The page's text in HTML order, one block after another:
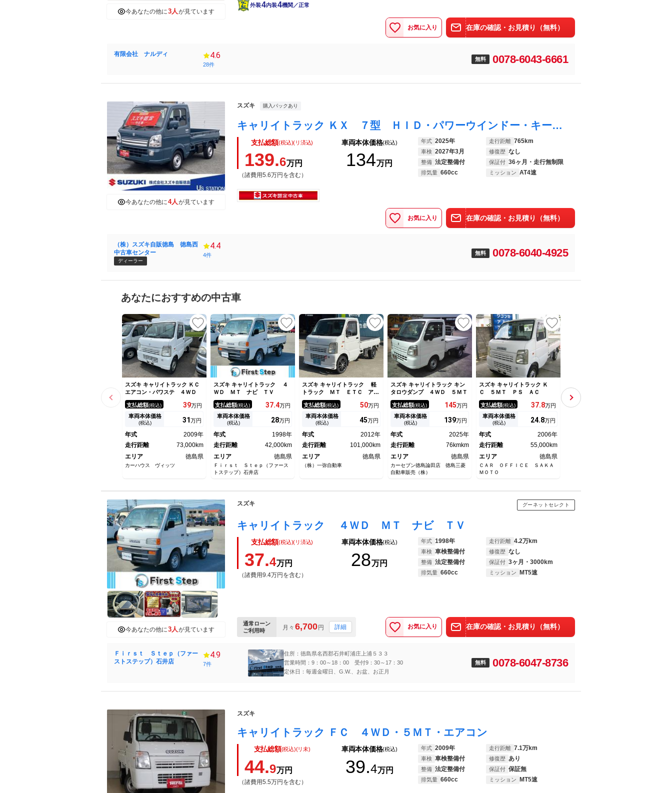
今あなたの他に3人が見ています
外装4内装4機関／正常
お気に入り 在庫の確認・お見積り（無料）
有限会社 ナルディ 4.6
28件
無料 0078-6043-6661
今あなたの他に4人が見ています
スズキ 購入パックあり
キャリイトラック ＫＸ ７型 ＨＩＤ・パワーウインドー・キーレスエントリー ディスチャージヘッドランプ・パワーウインドー・キーレスエントリー
支払総額(税込)(リ済込)
139.6万円
（諸費用5.6万円を含む）
車両本体価格(税込)
134万円
年式 2025年 走行距離 765km
車検 2027年3月 修復歴 なし
整備 法定整備付 保証付 36ヶ月・走行無制限
排気量 660cc ミッション AT4速
お気に入り 在庫の確認・お見積り（無料）
（株）スズキ自販徳島 徳島西
中古車センター
ディーラー
4.4
4件 無料 0078-6040-4925
あなたにおすすめの中古車
スズキ キャリイトラック ＫＣ
エアコン・パワステ ４ＷＤ
支払総額(税込) 39万円
車両本体価格
(税込) 31万円
年式
2009年
走行距離
73,000km
エリア
徳島県
カーハウス ヴィッツ
スズキ キャリイトラック ４
ＷＤ ＭＴ ナビ ＴＶ
支払総額(税込) 37.4万円
車両本体価格
(税込) 28万円
年式
1998年
走行距離
42,000km
エリア
徳島県
Ｆｉｒｓｔ Ｓｔｅｐ（ファース
トステップ）石井店
スズキ キャリイトラック 軽
トラック ＭＴ ＥＴＣ アル
ミホイール
支払総額(税込) 50万円
車両本体価格
(税込) 45万円
年式
2012年
走行距離
101,000km
エリア
徳島県
（株）一弥自動車
スズキ キャリイトラック キン
タロウダンプ ４ＷＤ ５ＭＴ
支払総額(税込) 145万円
車両本体価格
(税込) 139万円
年式
2025年
走行距離
76kmkm
エリア
徳島県
カーセブン徳島論田店 徳島三菱
自動車販売（株）
スズキ キャリイトラック Ｋ
Ｃ ５ＭＴ ＰＳ ＡＣ
支払総額(税込) 37.8万円
車両本体価格
(税込) 24.8万円
年式
2006年
走行距離
55,000km
エリア
徳島県
ＣＡＲ ＯＦＦＩＣＥ ＳＡＫＡ
ＭＯＴＯ
Ｘ ７型 ＨＩＤ・パワーウイ
ンドー・キーレスエントリー
ディスチャージヘッドランプ・
支払総額
今あなたの他に3人 が見ています
スズキ グーネットセレクト
キャリイトラック ４ＷＤ ＭＴ ナビ ＴＶ
支払総額(税込)(リ済込)
37.4万円
（諸費用9.4万円を含む）
車両本体価格(税込)
28万円
年式 1998年 走行距離 4.2万km
車検 車検整備付 修復歴 なし
整備 法定整備付 保証付 3ヶ月・3000km
排気量 660cc ミッション MT5速
通常ローン
ご利用時
月々 6,700 円 詳細 お気に入り 在庫の確認・お見積り（無料）
Ｆｉｒｓｔ Ｓｔｅｐ（ファー
ストステップ）石井店
4.9
7件
住所：徳島県名西郡石井町浦庄上浦５３３
営業時間：9：00～18：00 受付9：30～17：30
定休日：毎週金曜日、G.W.、お盆、お正月
無料 0078-6047-8736
スズキ
キャリイトラック ＦＣ ４ＷＤ・５ＭＴ・エアコン
支払総額(税込)(リ未)
44.9万円
（諸費用5.5万円を含む）
車両本体価格(税込)
39.4万円
年式 2009年 走行距離 7.1万km
車検 車検整備付 修復歴 あり
整備 法定整備付 保証付 保証無
排気量 660cc ミッション MT5速